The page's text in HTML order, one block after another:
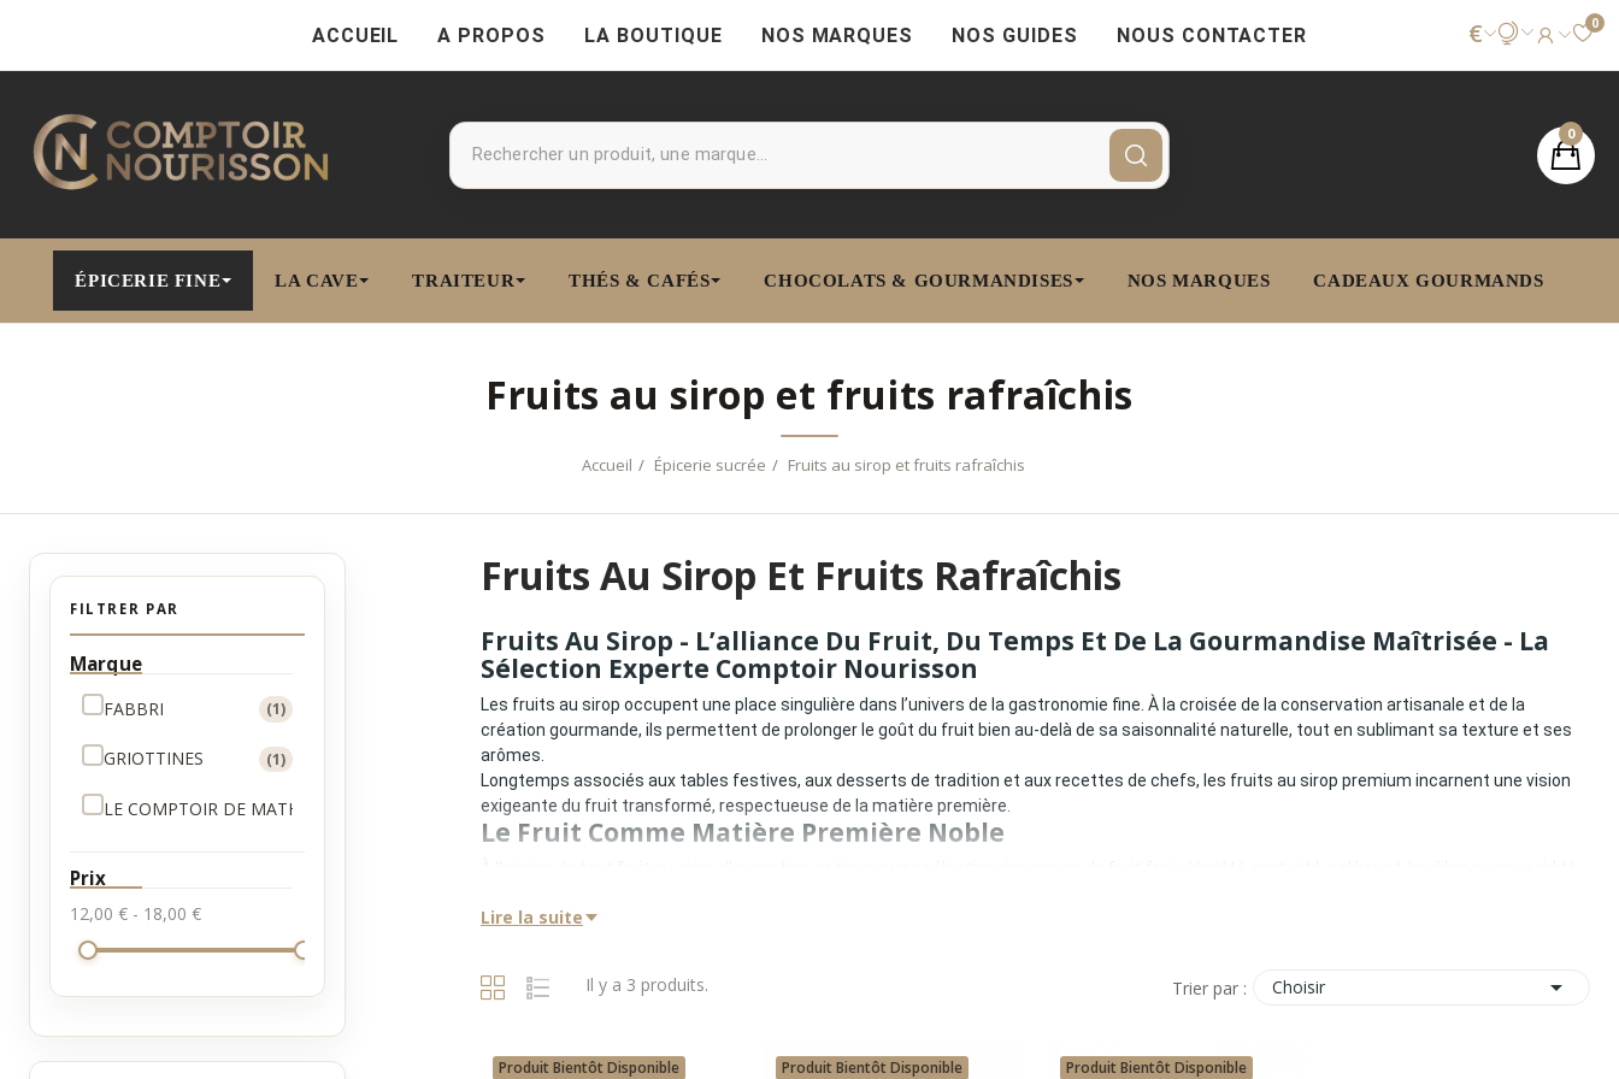
ACCUEIL A PROPOS LA BOUTIQUE NOS MARQUES NOS GUIDES NOUS CONTACTER € 0
0
ÉPICERIE FINE LA CAVE TRAITEUR THÉS & CAFÉS CHOCOLATS & GOURMANDISES NOS MARQUES CADEAUX GOURMANDS
Fruits au sirop et fruits rafraîchis
Accueil Épicerie sucrée Fruits au sirop et fruits rafraîchis
FILTRER PAR
Marque
FABBRI (1)
GRIOTTINES (1)
LE COMPTOIR DE MATHILDE
Prix
12,00 € - 18,00 €
Fruits Au Sirop Et Fruits Rafraîchis
Fruits Au Sirop - L’alliance Du Fruit, Du Temps Et De La Gourmandise Maîtrisée - La
Sélection Experte Comptoir Nourisson
Les fruits au sirop occupent une place singulière dans l’univers de la gastronomie fine. À la croisée de la conservation artisanale et de la
création gourmande, ils permettent de prolonger le goût du fruit bien au-delà de sa saisonnalité naturelle, tout en sublimant sa texture et ses
arômes.
Longtemps associés aux tables festives, aux desserts de tradition et aux recettes de chefs, les fruits au sirop premium incarnent une vision
exigeante du fruit transformé, respectueuse de la matière première.
Le Fruit Comme Matière Première Noble
Les fruits destinés au sirop doivent présenter :
•une capacité à supporter la transformation
Le Sirop, Un Écrin Et Non Un Masque
Lire la suite
Il y a 3 produits. Trier par : Choisir 
Produit Bientôt Disponible Produit Bientôt Disponible Produit Bientôt Disponible